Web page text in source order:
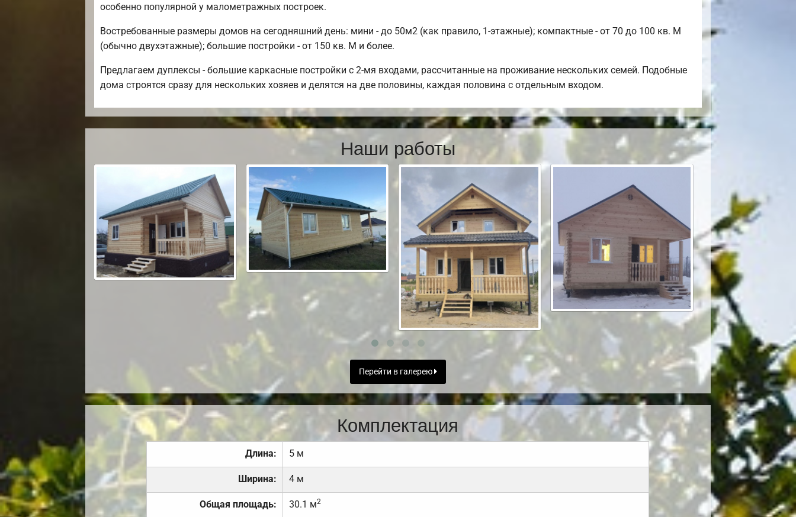
особенно популярной у малометражных построек.
Востребованные размеры домов на сегодняшний день: мини - до 50м2 (как правило, 1-этажные); компактные - от 70 до 100 кв. М
(обычно двухэтажные); большие постройки - от 150 кв. М и более.
Предлагаем дуплексы - большие каркасные постройки с 2-мя входами, рассчитанные на проживание нескольких семей. Подобные
дома строятся сразу для нескольких хозяев и делятся на две половины, каждая половина с отдельным входом.
Наши работы
Перейти в галерею
Комплектация
Длина: 5 м
Ширина: 4 м
Общая площадь: 30.1 м2